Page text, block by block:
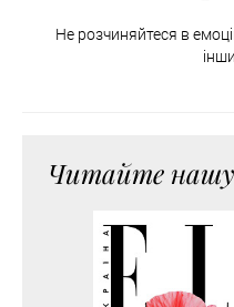
Не розчиняйтеся в
Читайте нашу